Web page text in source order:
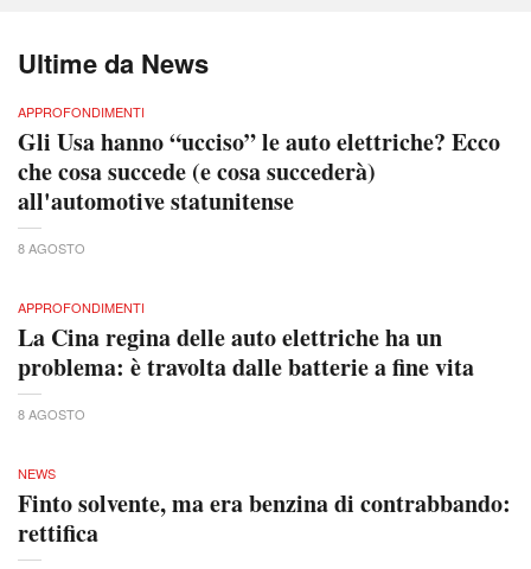
Ultime da News
APPROFONDIMENTI
Gli Usa hanno “ucciso” le auto elettriche? Ecco
che cosa succede (e cosa succederà)
all'automotive statunitense
8 AGOSTO
APPROFONDIMENTI
La Cina regina delle auto elettriche ha un
problema: è travolta dalle batterie a fine vita
8 AGOSTO
NEWS
Finto solvente, ma era benzina di contrabbando:
rettifica